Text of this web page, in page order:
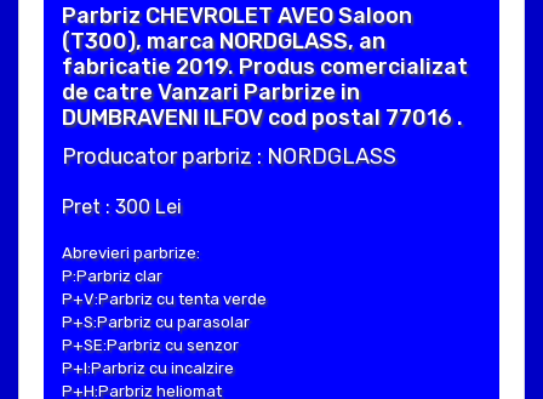
Parbriz CHEVROLET AVEO Saloon
(T300), marca NORDGLASS, an
fabricatie 2019. Produs comercializat
de catre Vanzari Parbrize in
DUMBRAVENI ILFOV cod postal 77016 .
Producator parbriz : NORDGLASS
Pret : 300 Lei
Abrevieri parbrize:
P:Parbriz clar
P+V:Parbriz cu tenta verde
P+S:Parbriz cu parasolar
P+SE:Parbriz cu senzor
P+I:Parbriz cu incalzire
P+H:Parbriz heliomat